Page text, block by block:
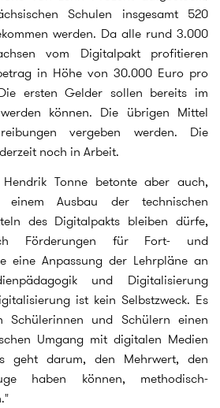
Schulen insgesamt 520
werden. Da alle rund 3.000
vom Digitalpakt profitieren
in Höhe von 30.000 Euro pro
ersten Gelder sollen bereits im
können. Die übrigen Mittel
vergeben werden. Die
noch in Arbeit.
Tonne betonte aber auch,
Ausbau der technischen
des Digitalpakts bleiben dürfe,
Förderungen für Fort- und
eine Anpassung der Lehrpläne an
und Digitalisierung
ist kein Selbstzweck. Es
Schülerinnen und Schülern einen
Umgang mit digitalen Medien
geht darum, den Mehrwert, den
haben können, methodisch-